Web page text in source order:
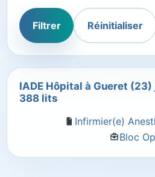
Filtrer Réinitialiser
IADE Hôpital à Gueret (23)
388 lits
Infirmier(e)
Bloc